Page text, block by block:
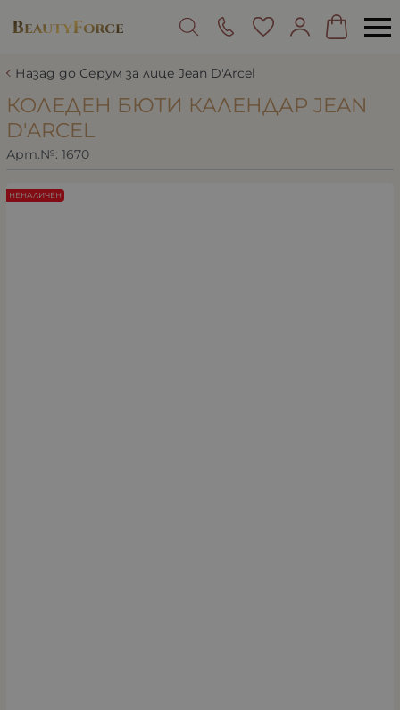
Назад до Серум за лице Jean D'Arcel
КОЛЕДЕН БЮТИ КАЛЕНДАР JEAN
D'ARCEL
Арт.№: 1670
НЕНАЛИЧЕН